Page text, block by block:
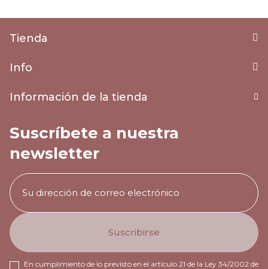
Tienda
Info
Información de la tienda
Suscríbete a nuestra
newsletter
En cumplimiento de lo previsto en el artículo 21 de la Ley 34/2002 de